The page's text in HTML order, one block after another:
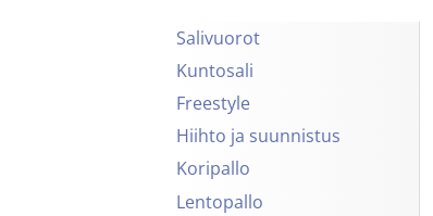
Salivuorot
Kuntosali
Freestyle
Hiihto ja suunnistus
Koripallo
Lentopallo